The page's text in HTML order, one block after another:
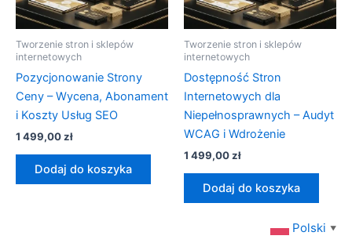
Tworzenie stron i sklepów
internetowych
Pozycjonowanie Strony
Ceny – Wycena, Abonament
i Koszty Usług SEO
1 499,00zł
Dodaj do koszyka
Tworzenie stron i sklepów
internetowych
Dostępność Stron
Internetowych dla
Niepełnosprawnych – Audyt
WCAG i Wdrożenie
1 499,00zł
Dodaj do koszyka
Polski ▼